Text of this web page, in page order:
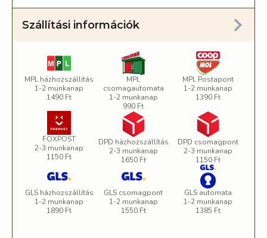
Szállítási információk
MPL házhozszállítás
1-2 munkanap
1490 Ft
MPL
csomagautomata
1-2 munkanap
990 Ft
MPL Postapont
1-2 munkanap
1390 Ft
FOXPOST
2-3 munkanap
1150 Ft
DPD házhozszállítás
2-3 munkanap
1650 Ft
DPD csomagpont
2-3 munkanap
1150 Ft
GLS házhozszállítás
1-2 munkanap
1890 Ft
GLS csomagpont
1-2 munkanap
1550 Ft
GLS automata
1-2 munkanap
1385 Ft